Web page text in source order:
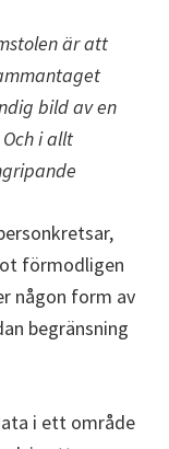
är att
bild av en
i allt
förmodligen
någon form av
begränsning
i ett område